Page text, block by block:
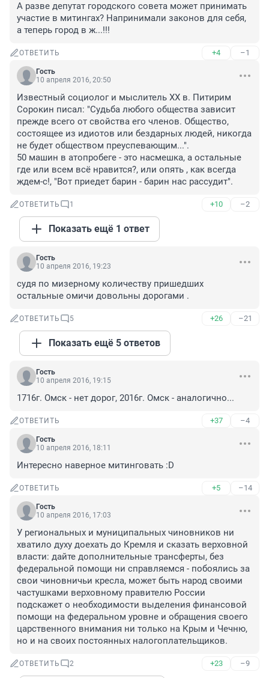
А разве депутат городского совета может принимать
участие в митингах? Напринимали законов для себя,
а теперь город в ж...!!!
ОТВЕТИТЬ +4 –1
Гость
10 апреля 2016, 20:50
Известный социолог и мыслитель XX в. Питирим
Сорокин писал: "Судьба любого общества зависит
прежде всего от свойства его членов. Общество,
состоящее из идиотов или бездарных людей, никогда
не будет обществом преуспевающим...".
50 машин в атопробеге - это насмешка, а остальные
где или всем всё нравится?, или опять , как всегда
ждем-с!, "Вот приедет барин - барин нас рассудит".
ОТВЕТИТЬ 1 +10 –2
Показать ещё 1 ответ
Гость
10 апреля 2016, 19:23
судя по мизерному количеству пришедших
остальные омичи довольны дорогами .
ОТВЕТИТЬ 5 +26 –21
Показать ещё 5 ответов
Гость
10 апреля 2016, 19:15
1716г. Омск - нет дорог, 2016г. Омск - аналогично...
ОТВЕТИТЬ +37 –4
Гость
10 апреля 2016, 18:11
Интересно наверное митинговать :D
ОТВЕТИТЬ +5 –14
Гость
10 апреля 2016, 17:03
У региональных и муниципальных чиновников ни
хватило духу доехать до Кремля и сказать верховной
власти: дайте дополнительные трансферты, без
федеральной помощи ни справляемся - побоялись за
свои чиновничьи кресла, может быть народ своими
частушками верховному правителю России
подскажет о необходимости выделения финансовой
помощи на федеральном уровне и обращения своего
царственного внимания ни только на Крым и Чечню,
но и на своих постоянных налогоплательщиков.
ОТВЕТИТЬ 2 +23 –9